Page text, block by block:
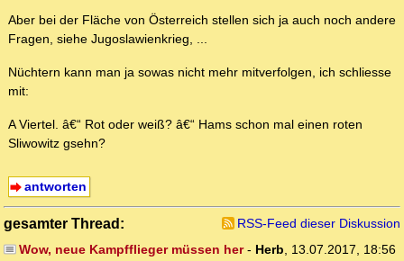
Aber bei der Fläche von Österreich stellen sich ja auch noch andere
Fragen, siehe Jugoslawienkrieg, ...
Nüchtern kann man ja sowas nicht mehr mitverfolgen, ich schliesse
mit:
A Viertel. â€“ Rot oder weiß? â€“ Hams schon mal einen roten
Sliwowitz gsehn?
antworten
gesamter Thread:
RSS-Feed dieser Diskussion
Wow, neue Kampfflieger müssen her- Herb, 13.07.2017, 18:56